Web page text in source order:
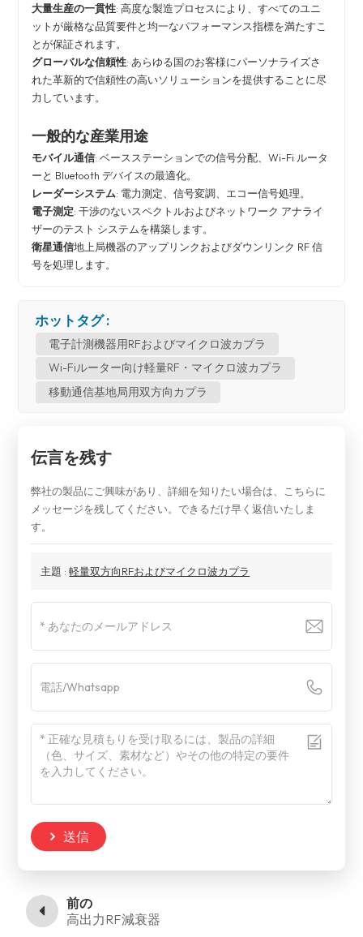
大量生産の一貫性: 高度な製造プロセスにより、すべてのユニ
ットが厳格な品質要件と均一なパフォーマンス指標を満たすこ
とが保証されます。
グローバルな信頼性: あらゆる国のお客様にパーソナライズさ
れた革新的で信頼性の高いソリューションを提供することに尽
力しています。
一般的な産業用途
モバイル通信: ベースステーションでの信号分配、Wi-Fi ルータ
ーと Bluetooth デバイスの最適化。
レーダーシステム: 電力測定、信号変調、エコー信号処理。
電子測定: 干渉のないスペクトルおよびネットワーク アナライ
ザーのテスト システムを構築します。
衛星通信地上局機器のアップリンクおよびダウンリンク RF 信
号を処理します。
ホットタグ :
電子計測機器用RFおよびマイクロ波カプラ
Wi-Fiルーター向け軽量RF・マイクロ波カプラ
移動通信基地局用双方向カプラ
伝言を残す
弊社の製品にご興味があり、詳細を知りたい場合は、こちらに
メッセージを残してください。できるだけ早く返信いたしま
す。
主題 :軽量双方向RFおよびマイクロ波カプラ
送信
前の
高出力RF減衰器